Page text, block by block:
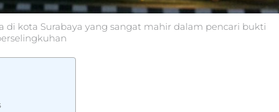
di kota Surabaya yang sangat mahir dalam pencari bukti